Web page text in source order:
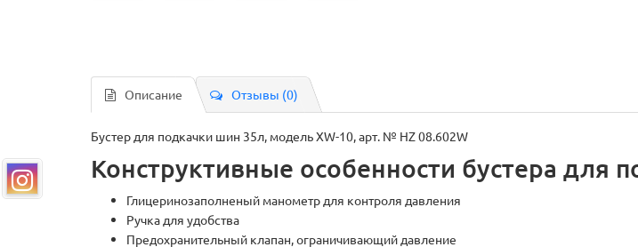
Описание Отзывы (0)
Бустер для подкачки шин 35л, модель XW-10, арт. № HZ 08.602W
Конструктивные особенности бустера для
Глицеринозаполненый манометр для контроля давления
Ручка для удобства
Предохранительный клапан, ограничивающий давление